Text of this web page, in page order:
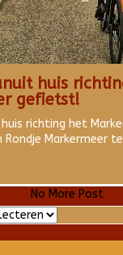
huis
gefietst!
richting het
Rondje Markermeer
No More Post